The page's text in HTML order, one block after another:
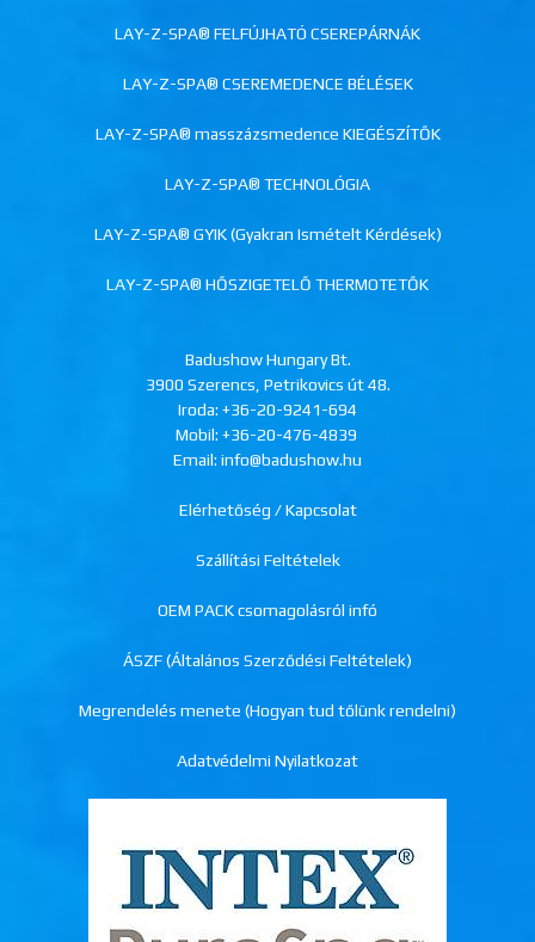
LAY-Z-SPA® FELFÚJHATÓ CSEREPÁRNÁK
LAY-Z-SPA® CSEREMEDENCE BÉLÉSEK
LAY-Z-SPA® masszázsmedence KIEGÉSZÍTŐK
LAY-Z-SPA® TECHNOLÓGIA
LAY-Z-SPA® GYIK (Gyakran Ismételt Kérdések)
LAY-Z-SPA® HŐSZIGETELŐ THERMOTETŐK
Badushow Hungary Bt.
3900 Szerencs, Petrikovics út 48.
Iroda: +36-20-9241-694
Mobil: +36-20-476-4839
Email: info@badushow.hu
Elérhetőség / Kapcsolat
Szállítási Feltételek
OEM PACK csomagolásról infó
ÁSZF (Általános Szerződési Feltételek)
Megrendelés menete (Hogyan tud tőlünk rendelni)
Adatvédelmi Nyilatkozat